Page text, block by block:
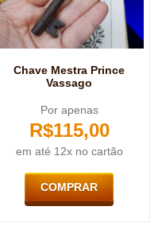
Chave Mestra Prince
Vassago
Por apenas
R$115,00
em até 12x no cartão
COMPRAR